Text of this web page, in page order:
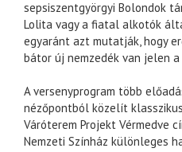
sepsiszentgyörgyi Bolondok
Lolita vagy a fiatal alkotók
egyaránt azt mutatják, hogy
bátor új nemzedék van jelen a
A versenyprogram több
nézőpontból közelít
Váróterem Projekt Vérmedve
Nemzeti Színház különleges